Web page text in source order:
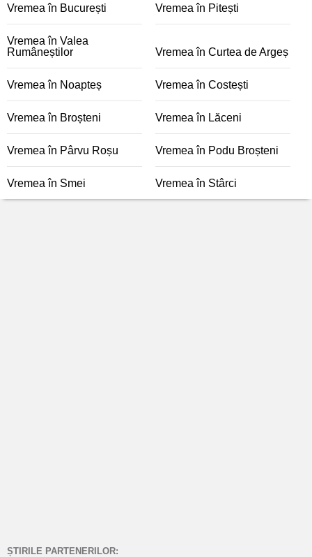
Vremea în București Vremea în Pitești
Vremea în Valea
Rumâneștilor
Vremea în Curtea de Argeș
Vremea în Noapteș Vremea în Costești
Vremea în Broșteni Vremea în Lăceni
Vremea în Pârvu Roșu Vremea în Podu Broșteni
Vremea în Smei Vremea în Stârci
ȘTIRILE PARTENERILOR: